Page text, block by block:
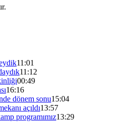
11:01
11:12
00:49
16:16
dönem sonu15:04
açıldı13:57
programımız13:29